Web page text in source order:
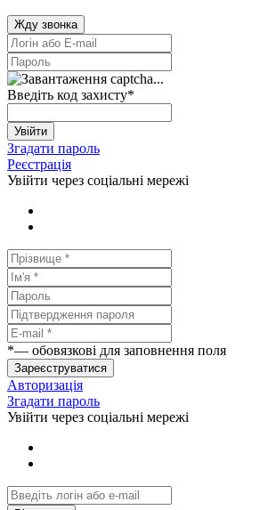
Жду звонка
Введіть код захисту*
Увійти
Згадати пароль
Реєстрація
Увійти через соціальні мережі
*— обовязкові для заповнення поля
Зареєструватися
Авторизація
Згадати пароль
Увійти через соціальні мережі